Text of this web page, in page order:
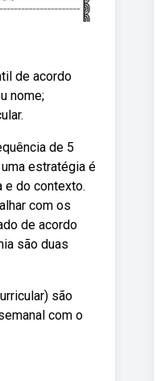
de acordo
nome;
de 5
estratégia é
e do contexto.
com os
de acordo
são duas
são
com o